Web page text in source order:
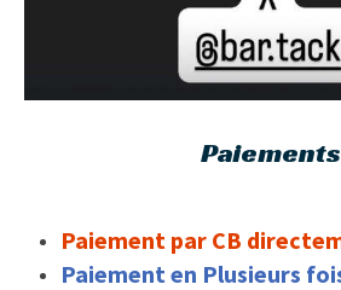
Paiements
Paiement par CB
Paiement en Plusieurs